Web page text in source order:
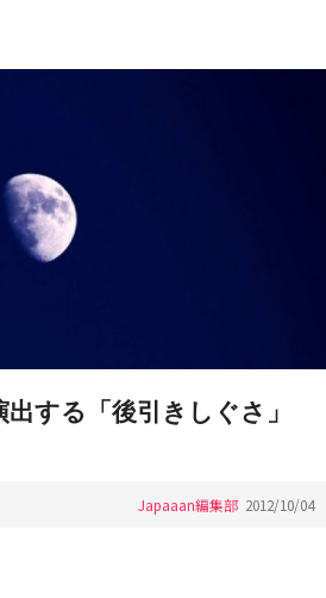
する「後引きしぐさ」
Japaaan編集部 2012/10/04